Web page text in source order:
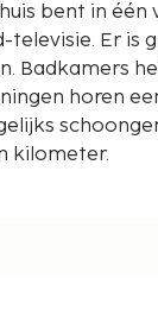
bent in één
Er is
Badkamers
horen
kilometer.